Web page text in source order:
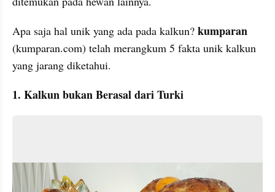
Apa saja hal unik yang ada pada kalkun? kumparan
(kumparan.com) telah merangkum 5 fakta unik kalkun
yang jarang diketahui.
1. Kalkun bukan Berasal dari Turki